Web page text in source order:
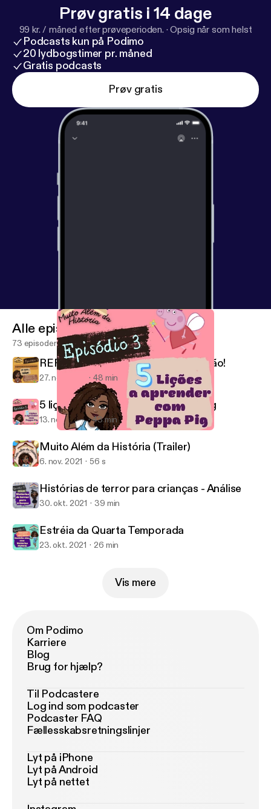
Prøv gratis i 14 dage
99 kr. / måned efter prøveperioden. ·Opsig når som helst
Podcasts kun på Podimo
20 lydbogstimer pr. måned
Gratis podcasts
Prøv gratis
Muito Além da História
Alle episoder
73 episoder
REPRESENTATIVIDADE...só que não!
27. nov. 2021 48 min
5 lições a aprender com a Peppa Pig
13. nov. 2021 43 min
Muito Além da História (Trailer)
6. nov. 2021 56 s
Histórias de terror para crianças - Análise
30. okt. 2021 39 min
Estréia da Quarta Temporada
23. okt. 2021 26 min
Vis mere
Om Podimo
Karriere
Blog
Brug for hjælp?
Til Podcastere
Log ind som podcaster
Podcaster FAQ
Fællesskabsretningslinjer
Lyt på iPhone
Lyt på Android
Lyt på nettet